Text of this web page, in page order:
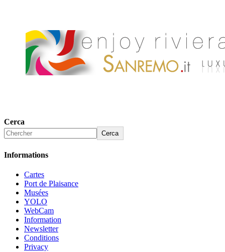
Cerca
Cerca
Informations
Cartes
Port de Plaisance
Musées
YOLO
WebCam
Information
Newsletter
Conditions
Privacy